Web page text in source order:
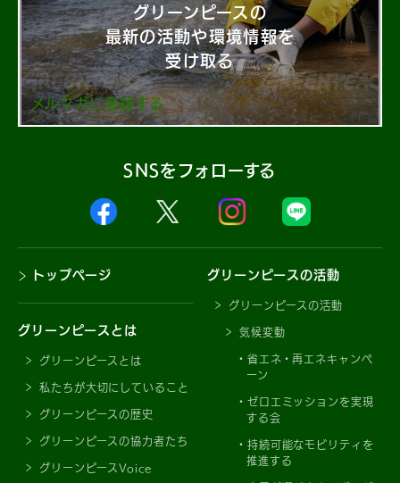
グリーンピースの
最新の活動や環境情報を
受け取る
メルマガに登録する
SNSをフォローする
トップページ
グリーンピースとは
グリーンピースとは
私たちが大切にしていること
グリーンピースの歴史
グリーンピースの協力者たち
グリーンピースVoice
グリーンピースの活動
グリーンピースの活動
気候変動
省エネ・再エネキャンペ
ーン
ゼロエミッションを実現
する会
持続可能なモビリティを
推進する